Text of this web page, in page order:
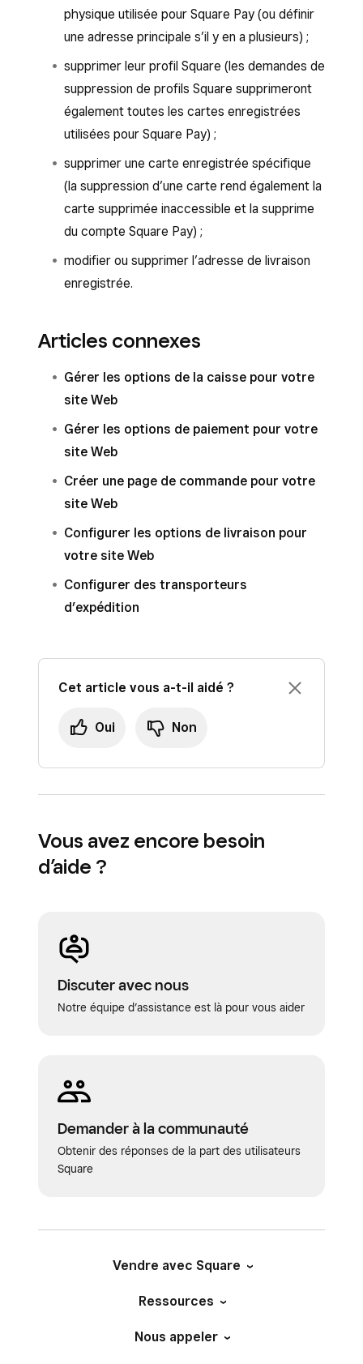
physique utilisée pour Square Pay (ou définir
une adresse principale s’il y en a plusieurs) ;
supprimer leur profil Square (les demandes de
suppression de profils Square supprimeront
également toutes les cartes enregistrées
utilisées pour Square Pay) ;
supprimer une carte enregistrée spécifique
(la suppression d’une carte rend également la
carte supprimée inaccessible et la supprime
du compte Square Pay) ;
modifier ou supprimer l’adresse de livraison
enregistrée.
Articles connexes
Gérer les options de la caisse pour votre
site Web
Gérer les options de paiement pour votre
site Web
Créer une page de commande pour votre
site Web
Configurer les options de livraison pour
votre site Web
Configurer des transporteurs
d’expédition
Cet article vous a-t-il aidé ?
Oui Non
Vous avez encore besoin
d’aide ?
Discuter avec nous
Notre équipe d’assistance est là pour vous aider
Demander à la communauté
Obtenir des réponses de la part des utilisateurs
Square
Vendre avec Square
Ressources
Nous appeler